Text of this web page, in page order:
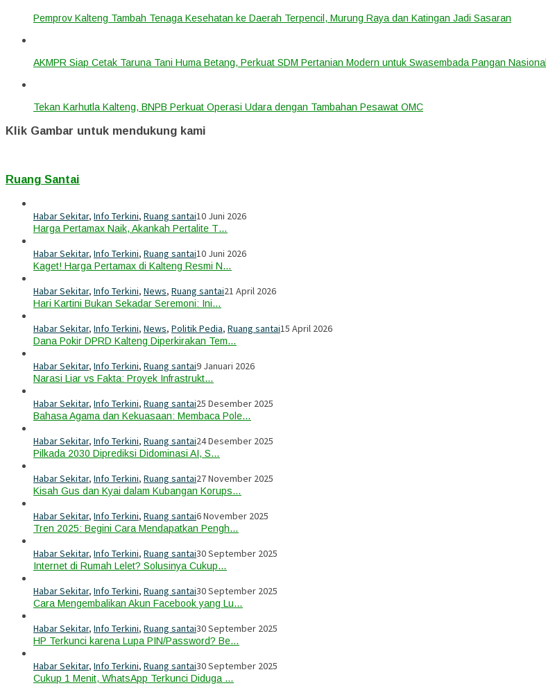
Pemprov Kalteng Tambah Tenaga Kesehatan ke Daerah Terpencil, Murung Raya dan Katingan Jadi Sasaran
AKMPR Siap Cetak Taruna Tani Huma Betang, Perkuat SDM Pertanian Modern untuk Swasembada Pangan Nasional
Tekan Karhutla Kalteng, BNPB Perkuat Operasi Udara dengan Tambahan Pesawat OMC
Klik Gambar untuk mendukung kami
Ruang Santai
Habar Sekitar, Info Terkini, Ruang santai10 Juni 2026
Harga Pertamax Naik, Akankah Pertalite T…
Habar Sekitar, Info Terkini, Ruang santai10 Juni 2026
Kaget! Harga Pertamax di Kalteng Resmi N…
Habar Sekitar, Info Terkini, News, Ruang santai21 April 2026
Hari Kartini Bukan Sekadar Seremoni: Ini…
Habar Sekitar, Info Terkini, News, Politik Pedia, Ruang santai15 April 2026
Dana Pokir DPRD Kalteng Diperkirakan Tem…
Habar Sekitar, Info Terkini, Ruang santai9 Januari 2026
Narasi Liar vs Fakta: Proyek Infrastrukt…
Habar Sekitar, Info Terkini, Ruang santai25 Desember 2025
Bahasa Agama dan Kekuasaan: Membaca Pole…
Habar Sekitar, Info Terkini, Ruang santai24 Desember 2025
Pilkada 2030 Diprediksi Didominasi AI, S…
Habar Sekitar, Info Terkini, Ruang santai27 November 2025
Kisah Gus dan Kyai dalam Kubangan Korups…
Habar Sekitar, Info Terkini, Ruang santai6 November 2025
Tren 2025: Begini Cara Mendapatkan Pengh…
Habar Sekitar, Info Terkini, Ruang santai30 September 2025
Internet di Rumah Lelet? Solusinya Cukup…
Habar Sekitar, Info Terkini, Ruang santai30 September 2025
Cara Mengembalikan Akun Facebook yang Lu…
Habar Sekitar, Info Terkini, Ruang santai30 September 2025
HP Terkunci karena Lupa PIN/Password? Be…
Habar Sekitar, Info Terkini, Ruang santai30 September 2025
Cukup 1 Menit, WhatsApp Terkunci Diduga …